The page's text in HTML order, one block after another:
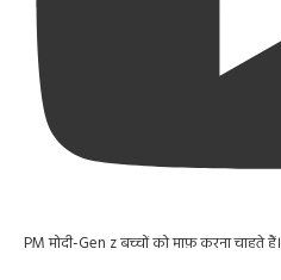
PM मोदी-Gen z बच्चों को माफ़ करना चाहते हैं।